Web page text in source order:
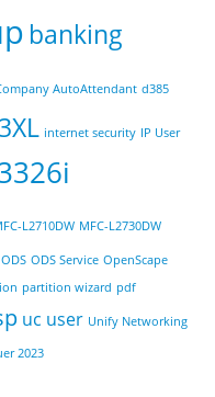
banking
AutoAttendant d385
internet security IP User
L2710DW MFC-L2730DW
ODS ODS Service OpenScape
partition wizard pdf
uc user Unify Networking
2023